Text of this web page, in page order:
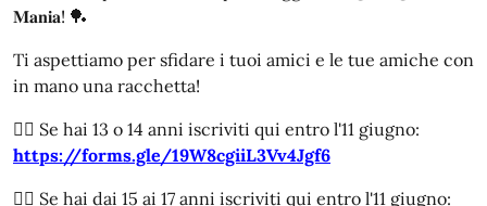
𝐌𝐚𝐧𝐢𝐚! 🏓
Ti aspettiamo per sfidare i tuoi amici e le tue amiche con
in mano una racchetta!
👉🏻 Se hai 13 o 14 anni iscriviti qui entro l'11 giugno:
https://forms.gle/19W8cgiiL3Vv4Jgf6
👉🏻 Se hai dai 15 ai 17 anni iscriviti qui entro l'11 giugno: